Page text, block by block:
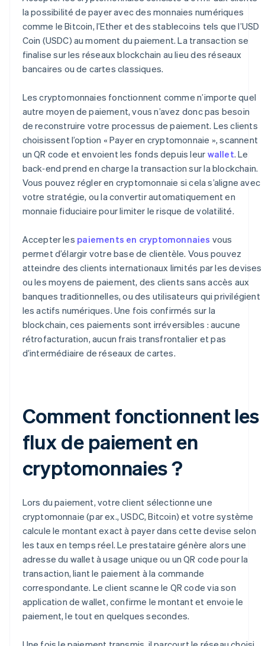
la possibilité de payer avec des monnaies numériques
comme le Bitcoin, l’Ether et des stablecoins tels que l’USD
Coin (USDC) au moment du paiement. La transaction se
finalise sur les réseaux blockchain au lieu des réseaux
bancaires ou de cartes classiques.
Les cryptomonnaies fonctionnent comme n’importe quel
autre moyen de paiement, vous n’avez donc pas besoin
de reconstruire votre processus de paiement. Les clients
choisissent l’option « Payer en cryptomonnaie », scannent
un QR code et envoient les fonds depuis leur wallet. Le
back‑end prend en charge la transaction sur la blockchain.
Vous pouvez régler en cryptomonnaie si cela s’aligne avec
votre stratégie, ou la convertir automatiquement en
monnaie fiduciaire pour limiter le risque de volatilité.
Accepter les paiements en cryptomonnaies vous
permet d’élargir votre base de clientèle. Vous pouvez
atteindre des clients internationaux limités par les devises
ou les moyens de paiement, des clients sans accès aux
banques traditionnelles, ou des utilisateurs qui privilégient
les actifs numériques. Une fois confirmés sur la
blockchain, ces paiements sont irréversibles : aucune
rétrofacturation, aucun frais transfrontalier et pas
d’intermédiaire de réseaux de cartes.
Comment fonctionnent les
flux de paiement en
cryptomonnaies ?
Lors du paiement, votre client sélectionne une
cryptomonnaie (par ex., USDC, Bitcoin) et votre système
calcule le montant exact à payer dans cette devise selon
les taux en temps réel. Le prestataire génère alors une
adresse du wallet à usage unique ou un QR code pour la
transaction, liant le paiement à la commande
correspondante. Le client scanne le QR code via son
application de wallet, confirme le montant et envoie le
paiement, le tout en quelques secondes.